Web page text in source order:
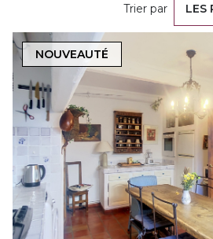
Trier par LES
NOUVEAUTÉ